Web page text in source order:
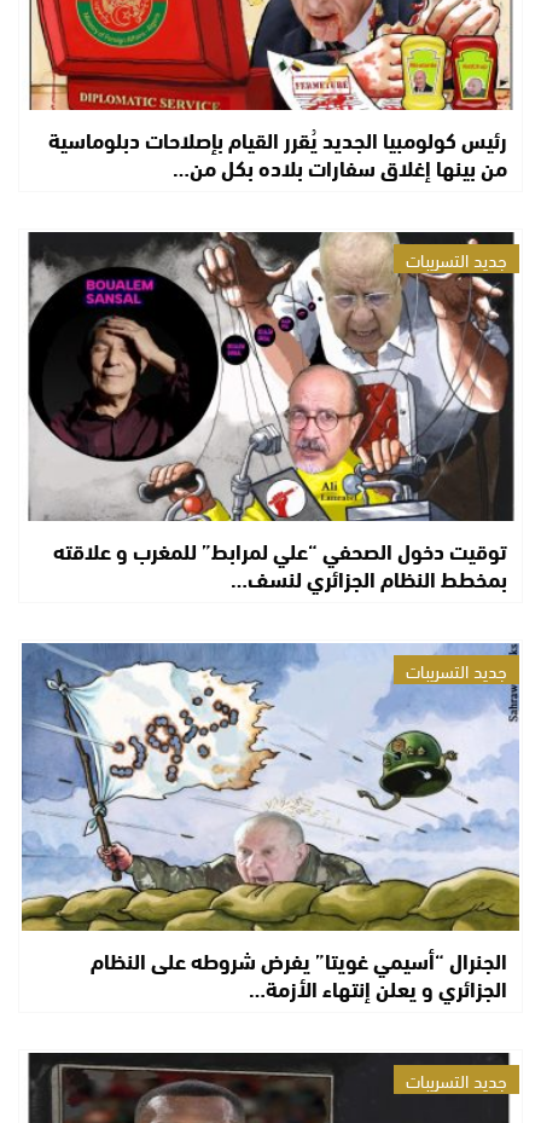
رئيس كولومبيا الجديد يُقرر القيام بإصلاحات دبلوماسية
من بينها إغلاق سفارات بلاده بكل من…
جديد التسريبات
توقيت دخول الصحفي “علي لمرابط” للمغرب و علاقته
بمخطط النظام الجزائري لنسف…
جديد التسريبات
الجنرال “أسيمي غويتا” يفرض شروطه على النظام
الجزائري و يعلن إنتهاء الأزمة…
جديد التسريبات